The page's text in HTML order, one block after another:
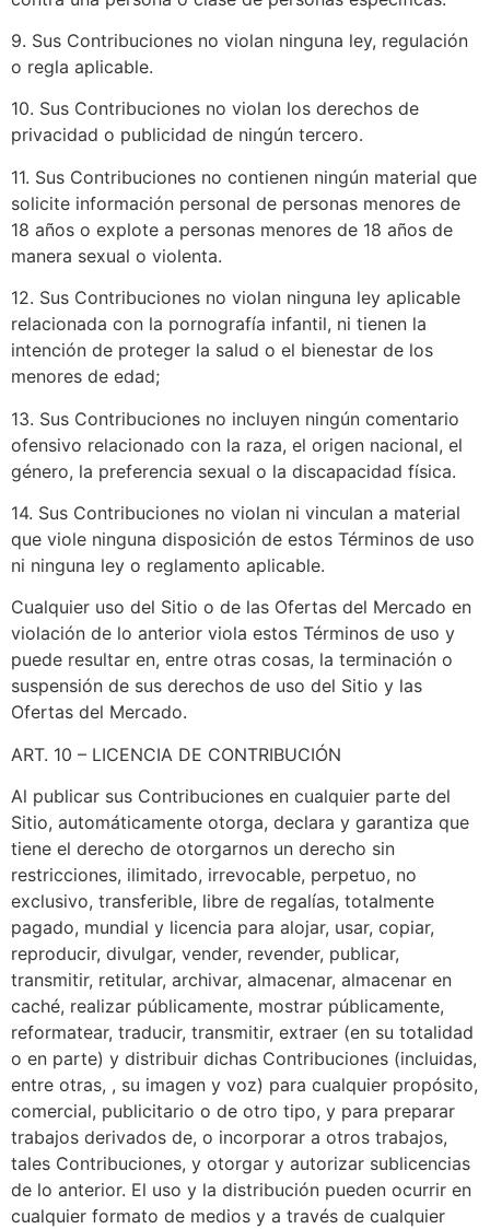
9. Sus Contribuciones no violan ninguna ley, regulación
o regla aplicable.
10. Sus Contribuciones no violan los derechos de
privacidad o publicidad de ningún tercero.
11. Sus Contribuciones no contienen ningún material que
solicite información personal de personas menores de
18 años o explote a personas menores de 18 años de
manera sexual o violenta.
12. Sus Contribuciones no violan ninguna ley aplicable
relacionada con la pornografía infantil, ni tienen la
intención de proteger la salud o el bienestar de los
menores de edad;
13. Sus Contribuciones no incluyen ningún comentario
ofensivo relacionado con la raza, el origen nacional, el
género, la preferencia sexual o la discapacidad física.
14. Sus Contribuciones no violan ni vinculan a material
que viole ninguna disposición de estos Términos de uso
ni ninguna ley o reglamento aplicable.
Cualquier uso del Sitio o de las Ofertas del Mercado en
violación de lo anterior viola estos Términos de uso y
puede resultar en, entre otras cosas, la terminación o
suspensión de sus derechos de uso del Sitio y las
Ofertas del Mercado.
ART. 10 – LICENCIA DE CONTRIBUCIÓN
Al publicar sus Contribuciones en cualquier parte del
Sitio, automáticamente otorga, declara y garantiza que
tiene el derecho de otorgarnos un derecho sin
restricciones, ilimitado, irrevocable, perpetuo, no
exclusivo, transferible, libre de regalías, totalmente
pagado, mundial y licencia para alojar, usar, copiar,
reproducir, divulgar, vender, revender, publicar,
transmitir, retitular, archivar, almacenar, almacenar en
caché, realizar públicamente, mostrar públicamente,
reformatear, traducir, transmitir, extraer (en su totalidad
o en parte) y distribuir dichas Contribuciones (incluidas,
entre otras, , su imagen y voz) para cualquier propósito,
comercial, publicitario o de otro tipo, y para preparar
trabajos derivados de, o incorporar a otros trabajos,
tales Contribuciones, y otorgar y autorizar sublicencias
de lo anterior. El uso y la distribución pueden ocurrir en
cualquier formato de medios y a través de cualquier